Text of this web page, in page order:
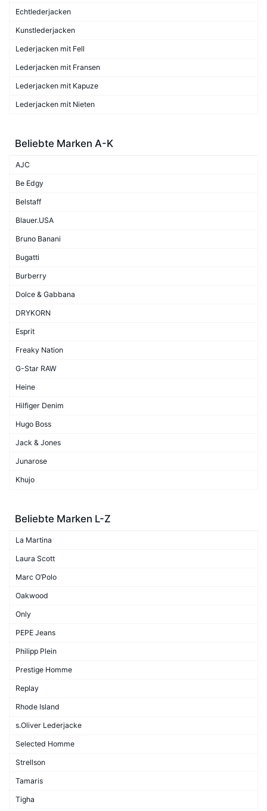
Echtlederjacken
Kunstlederjacken
Lederjacken mit Fell
Lederjacken mit Fransen
Lederjacken mit Kapuze
Lederjacken mit Nieten
Beliebte Marken A-K
AJC
Be Edgy
Belstaff
Blauer.USA
Bruno Banani
Bugatti
Burberry
Dolce & Gabbana
DRYKORN
Esprit
Freaky Nation
G-Star RAW
Heine
Hilfiger Denim
Hugo Boss
Jack & Jones
Junarose
Khujo
Beliebte Marken L-Z
La Martina
Laura Scott
Marc O’Polo
Oakwood
Only
PEPE Jeans
Philipp Plein
Prestige Homme
Replay
Rhode Island
s.Oliver Lederjacke
Selected Homme
Strellson
Tamaris
Tigha